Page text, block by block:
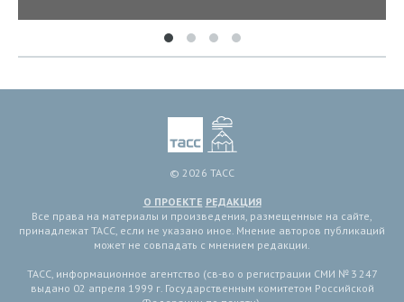
© 2026 ТАСС
О ПРОЕКТЕ РЕДАКЦИЯ
Все права на материалы и произведения, размещенные на сайте,
принадлежат ТАСС, если не указано иное. Мнение авторов публикаций
может не совпадать с мнением редакции.
ТАСС, информационное агентство (св-во о регистрации СМИ № 3 247
выдано 02 апреля 1999 г. Государственным комитетом Российской